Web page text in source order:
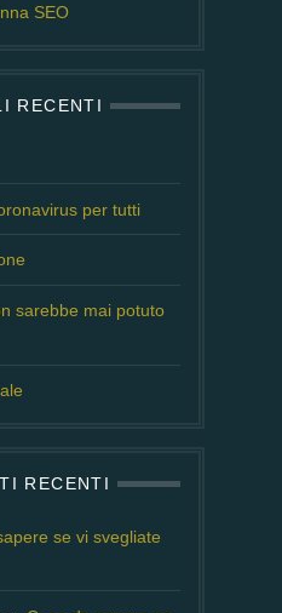
SEO
RECENTI
per tutti
sarebbe mai potuto
RECENTI
se vi svegliate